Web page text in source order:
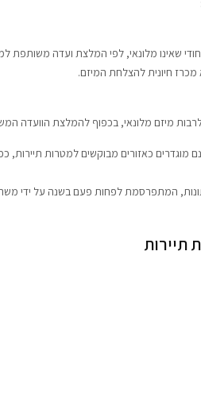
שאינו מלונאי, לפי המלצת ועדה משותפת
חיונית להצלחת המיזם.
מיזם מלונאי, בכפוף להמלצת הוועדה
מוגדרים כאזורים מבוקשים למטרות
המתפרסמת לפחות פעם בשנה על ידי
תיירות